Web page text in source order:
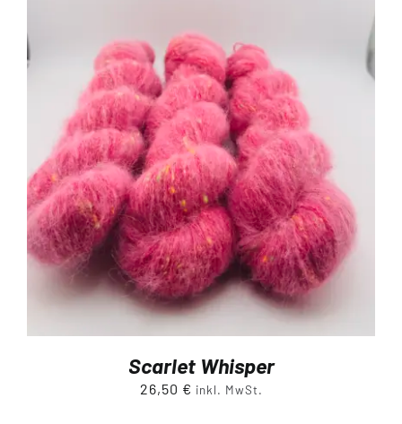
Scarlet Whisper
26,50 € inkl. MwSt.